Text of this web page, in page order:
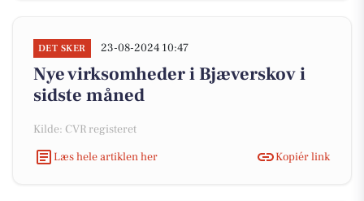
DET SKER 23-08-2024 10:47
Nye virksomheder i Bjæverskov i
sidste måned
Kilde: CVR registeret
Læs hele artiklen her
Kopiér link